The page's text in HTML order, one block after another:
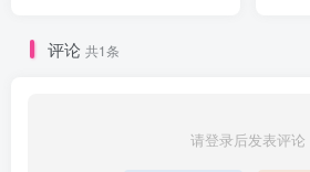
评论 共1条
请登录后发表评论